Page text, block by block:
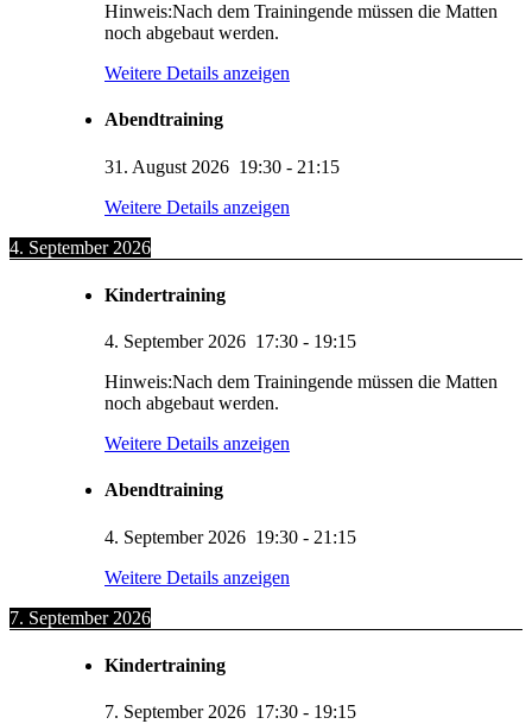
Hinweis:Nach dem Trainingende müssen die Matten
noch abgebaut werden.
Weitere Details anzeigen
Abendtraining
31. August 2026 19:30 - 21:15
Weitere Details anzeigen
4. September 2026
Kindertraining
4. September 2026 17:30 - 19:15
Hinweis:Nach dem Trainingende müssen die Matten
noch abgebaut werden.
Weitere Details anzeigen
Abendtraining
4. September 2026 19:30 - 21:15
Weitere Details anzeigen
7. September 2026
Kindertraining
7. September 2026 17:30 - 19:15